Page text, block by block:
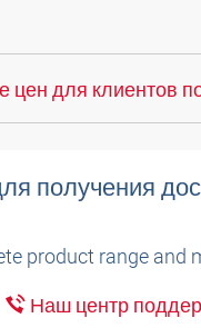
для клиентов
получения
product range and
Наш центр